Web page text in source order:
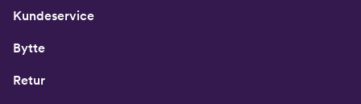
Kundeservice
Bytte
Retur